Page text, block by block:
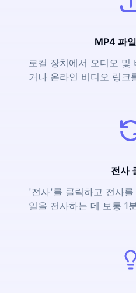
MP4 파
로컬 장치에서 오디오 및
거나 온라인 비디오 링크
전사
'전사'를 클릭하고 전사
일을 전사하는 데 보통 1